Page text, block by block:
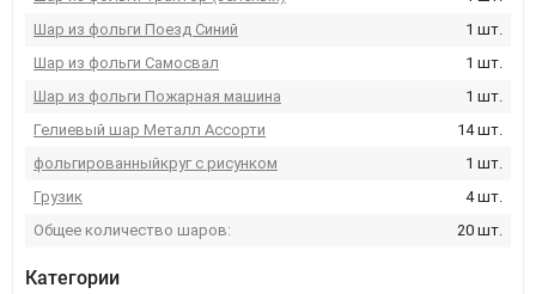
Шар из фольги Поезд Синий
1 шт.
Шар из фольги Самосвал
1 шт.
Шар из фольги Пожарная машина
1 шт.
Гелиевый шар Металл Ассорти
14 шт.
фольгированныйкруг с рисунком
1 шт.
Грузик
4 шт.
Общее количество шаров:
20 шт.
Категории